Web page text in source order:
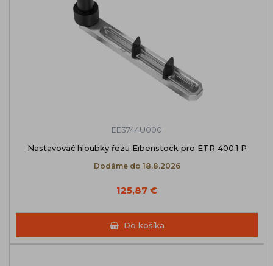
EE3744U000
Nastavovač hloubky řezu Eibenstock pro ETR 400.1 P
Dodáme do 18.8.2026
125,87 €
Do košíka